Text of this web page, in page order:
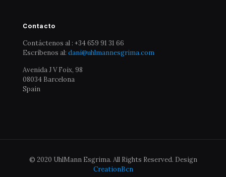
Contacto
Contáctenos al : +34 659 91 31 66
Escríbenos al: dani@uhlmannesgrima.com
Avenida J V Foix, 98
08034 Barcelona
Spain
© 2020 UhlMann Esgrima. All Rights Reserved. Design
CreationBcn